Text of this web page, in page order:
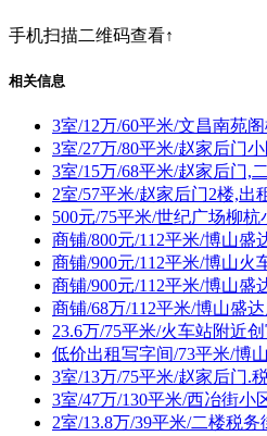
手机扫描二维码查看↑
相关信息
3室/12万/60平米/文昌南苑
3室/27万/80平米/赵家后门
3室/15万/68平米/赵家后门,
2室/57平米/赵家后门2楼,出
500元/75平米/世纪广场柳杭
商铺/800元/112平米/博山盛
商铺/900元/112平米/博山火
商铺/900元/112平米/博山盛
商铺/68万/112平米/博山盛
23.6万/75平米/火车站附近
低价出租写字间/73平米/博
3室/13万/75平米/赵家后门.
3室/47万/130平米/西冶街
2室/13.8万/39平米/二楼税